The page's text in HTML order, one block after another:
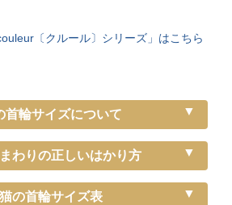
〔クルール〕シリーズ」はこちら
首輪サイズについて
わりの正しいはかり方
猫の首輪サイズ表